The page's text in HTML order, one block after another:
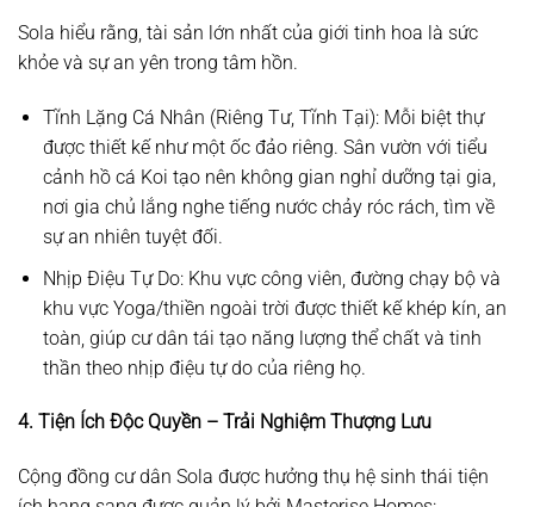
Sola hiểu rằng, tài sản lớn nhất của giới tinh hoa là sức
khỏe và sự an yên trong tâm hồn.
Tĩnh Lặng Cá Nhân (Riêng Tư, Tĩnh Tại):Mỗi biệt thự
được thiết kế như một ốc đảo riêng. Sân vườn với tiểu
cảnh hồ cá Koi tạo nên không gian nghỉ dưỡng tại gia,
nơi gia chủ lắng nghe tiếng nước chảy róc rách, tìm về
sự an nhiên tuyệt đối.
Nhịp Điệu Tự Do:Khu vực công viên, đường chạy bộ và
khu vực Yoga/thiền ngoài trời được thiết kế khép kín, an
toàn, giúp cư dân tái tạo năng lượng thể chất và tinh
thần theo nhịp điệu tự docủa riêng họ.
4. Tiện Ích Độc Quyền – Trải Nghiệm Thượng Lưu
Cộng đồng cư dân Sola được hưởng thụ hệ sinh thái tiện